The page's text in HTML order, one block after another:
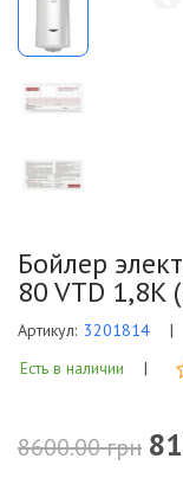
Бойлер
80 VTD 1,8K
Артикул: 3201814 |
Есть в наличии
|
8600.00 грн